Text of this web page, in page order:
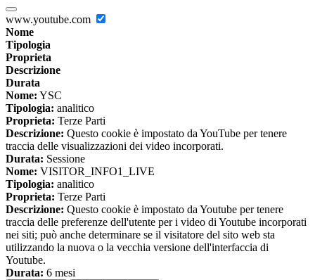
www.youtube.com
Nome
Tipologia
Proprieta
Descrizione
Durata
Nome: YSC
Tipologia: analitico
Proprieta: Terze Parti
Descrizione: Questo cookie è impostato da YouTube per tenere
traccia delle visualizzazioni dei video incorporati.
Durata: Sessione
Nome: VISITOR_INFO1_LIVE
Tipologia: analitico
Proprieta: Terze Parti
Descrizione: Questo cookie è impostato da Youtube per tenere
traccia delle preferenze dell'utente per i video di Youtube incorporati
nei siti; può anche determinare se il visitatore del sito web sta
utilizzando la nuova o la vecchia versione dell'interfaccia di
Youtube.
Durata: 6 mesi